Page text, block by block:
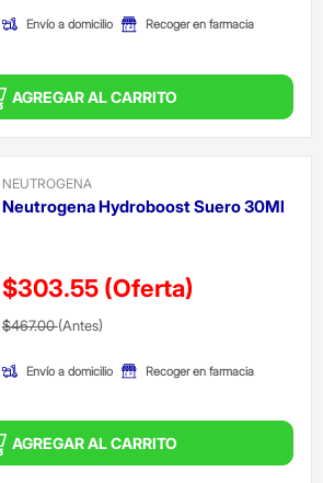
Envío a domicilio Recoger en farmacia
AGREGAR AL CARRITO
NEUTROGENA
Neutrogena Hydroboost Suero 30Ml
$303.55 (Oferta)
Precio reducido de
$467.00(Antes)(Oferta)
Envío a domicilio Recoger en farmacia
AGREGAR AL CARRITO